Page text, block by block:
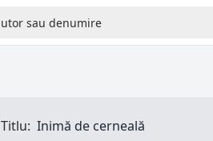
Titlu: Inimă de cerneală